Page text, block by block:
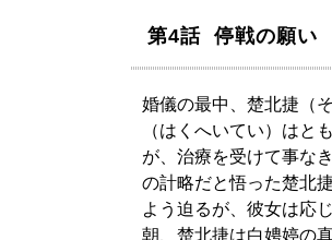
第4話 停戦の願い
婚儀の最中、楚北捷（
（はくへいてい）はと
が、治療を受けて事な
の計略だと悟った楚北
よう迫るが、彼女は応
朝、楚北捷は白娉婷の